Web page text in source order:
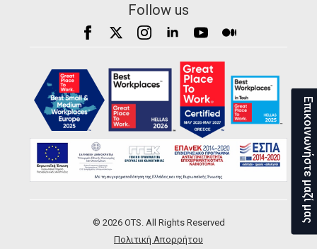
Follow us
© 2026 OTS. All Rights Reserved
Πολιτική Απορρήτου
Επικοινωνήστε μαζί μας